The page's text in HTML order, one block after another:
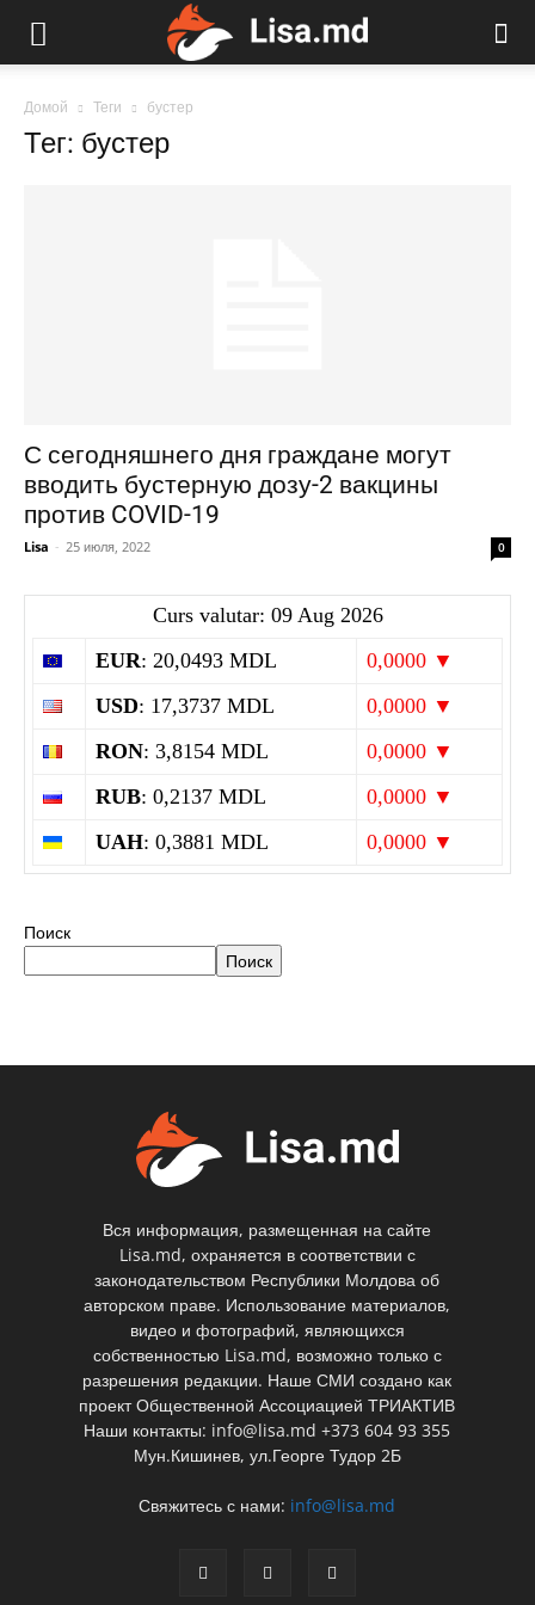
Домой Теги бустер
Тег: бустер
С сегодняшнего дня граждане могут
вводить бустерную дозу-2 вакцины
против COVID-19
Lisa - 25 июля, 2022 0
Curs valutar: 09 Aug 2026
EUR: 20,0493 MDL
0,0000 ▼
USD: 17,3737 MDL
0,0000 ▼
RON: 3,8154 MDL
0,0000 ▼
RUB: 0,2137 MDL
0,0000 ▼
UAH: 0,3881 MDL 0,0000 ▼
Поиск
Поиск
Вся информация, размещенная на сайте
Lisa.md, охраняется в соответствии с
законодательством Республики Молдова об
авторском праве. Использование материалов,
видео и фотографий, являющихся
собственностью Lisa.md, возможно только с
разрешения редакции. Наше СМИ создано как
проект Общественной Ассоциацией ТРИАКТИВ
Наши контакты: info@lisa.md +373 604 93 355
Мун.Кишинев, ул.Георге Тудор 2Б
Свяжитесь с нами: info@lisa.md